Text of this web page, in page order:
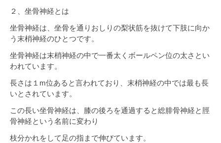
２、坐骨神経とは
坐骨神経は、坐骨を通りおしりの梨状筋を抜けて下肢に向か
う末梢神経のひとつです。
坐骨神経は末梢神経の中で一番太くボールペン位の太さとい
われています。
長さは１m位あると言われており、末梢神経の中では最も長
いとされています。
この長い坐骨神経は、膝の後ろを通過すると総腓骨神経と脛
骨神経という名前に変わり
枝分かれをして足の指まで伸びています。